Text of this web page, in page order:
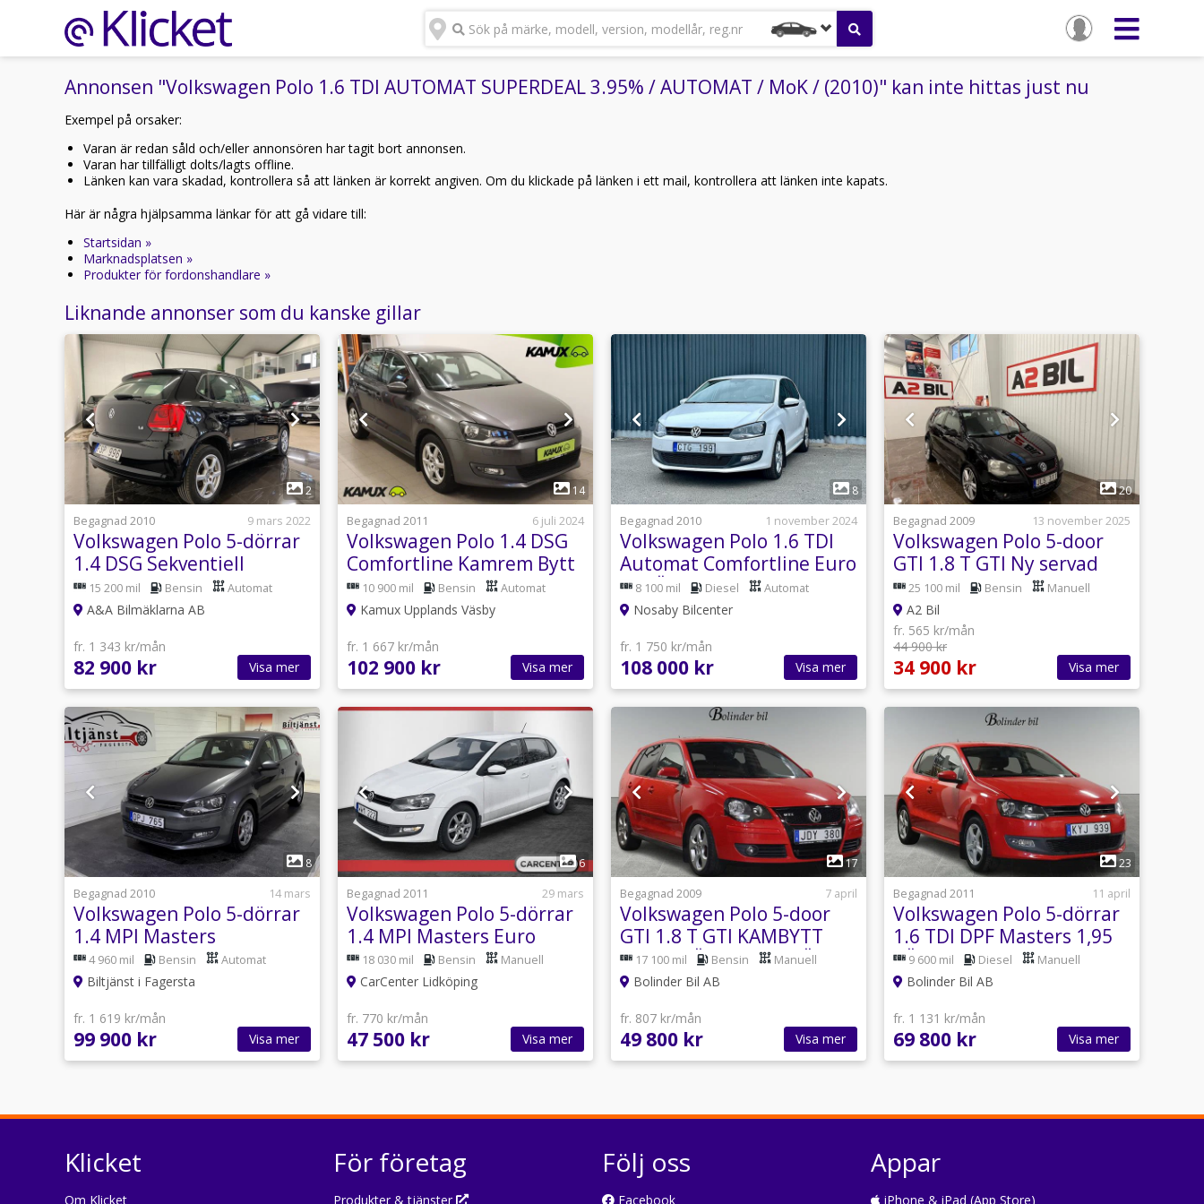
Sök på märke, modell, version, modellår, reg.nr
Annonsen "Volkswagen Polo 1.6 TDI AUTOMAT SUPERDEAL 3.95% / AUTOMAT / MoK / (2010)" kan inte hittas just nu
Exempel på orsaker:
Varan är redan såld och/eller annonsören har tagit bort annonsen.
Varan har tillfälligt dolts/lagts offline.
Länken kan vara skadad, kontrollera så att länken är korrekt angiven. Om du klickade på länken i ett mail, kontrollera att länken inte kapats.
Här är några hjälpsamma länkar för att gå vidare till:
Startsidan »
Marknadsplatsen »
Produkter för fordonshandlare »
Liknande annonser som du kanske gillar
1
2
Begagnad 2010
9 mars 2022
Volkswagen Polo 5-dörrar
1.4 DSG Sekventiell
Comfortline 86hk
15 200 mil Bensin Automat
A&A Bilmäklarna AB
fr. 1 343 kr/mån
82 900 kr Visa mer
1
14
Begagnad 2011
6 juli 2024
Volkswagen Polo 1.4 DSG
Comfortline Kamrem Bytt
86hk
10 900 mil Bensin Automat
Kamux Upplands Väsby
fr. 1 667 kr/mån
102 900 kr Visa mer
1
8
Begagnad 2010
1 november 2024
Volkswagen Polo 1.6 TDI
Automat Comfortline Euro
5, 1 Ägare
8 100 mil Diesel Automat
Nosaby Bilcenter
fr. 1 750 kr/mån
108 000 kr Visa mer
1
20
Begagnad 2009
13 november 2025
Volkswagen Polo 5-door
GTI 1.8 T GTI Ny servad
25 100 mil Bensin Manuell
A2 Bil
fr. 565 kr/mån
44 900 kr
34 900 kr Visa mer
1
8
Begagnad 2010
14 mars
Volkswagen Polo 5-dörrar
1.4 MPI Masters
4 960 mil Bensin Automat
Biltjänst i Fagersta
fr. 1 619 kr/mån
99 900 kr Visa mer
1
6
Begagnad 2011
29 mars
Volkswagen Polo 5-dörrar
1.4 MPI Masters Euro
5/Kamrem bytt/Låg skatt
18 030 mil Bensin Manuell
CarCenter Lidköping
fr. 770 kr/mån
47 500 kr Visa mer
1
17
Begagnad 2009
7 april
Volkswagen Polo 5-door
GTI 1.8 T GTI KAMBYTT
BES M-VÄRME 1,95 RÄNTA
17 100 mil Bensin Manuell
Bolinder Bil AB
fr. 807 kr/mån
49 800 kr Visa mer
1
23
Begagnad 2011
11 april
Volkswagen Polo 5-dörrar
1.6 TDI DPF Masters 1,95
RÄNTA BES SERV HEMLEV
9 600 mil Diesel Manuell
Bolinder Bil AB
fr. 1 131 kr/mån
69 800 kr Visa mer
Klicket
Om Klicket
För företag
Produkter & tjänster
Följ oss
Facebook
Appar
iPhone & iPad (App Store)